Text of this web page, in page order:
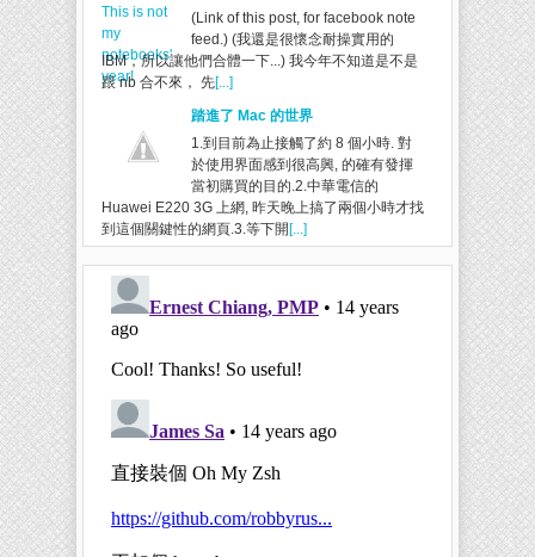
(Link of this post, for facebook note
feed.) (我還是很懷念耐操實用的
IBM，所以讓他們合體一下...) 我今年不知道是不是
跟 nb 合不來， 先[...]
踏進了 Mac 的世界
1.到目前為止接觸了約 8 個小時. 對
於使用界面感到很高興, 的確有發揮
當初購買的目的.2.中華電信的
Huawei E220 3G 上網, 昨天晚上搞了兩個小時才找
到這個關鍵性的網頁.3.等下開 [...]